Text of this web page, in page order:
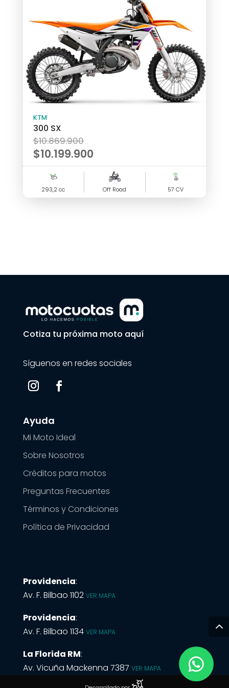
KTM
300 SX
$10.869.900El
precio
original
$10.869.900.
$10.199.900
El
precio
actual
293,2 cc Off Road 57 CV
Cotiza tu próxima moto aquí
Síguenos en redes sociales
Ayuda
Mi Moto Ideal
Sobre Nosotros
Créditos para motos
Preguntas Frecuentes
Términos y Condiciones
Política de Privacidad
Providencia:
Av. F. Bilbao 1102 VER MAPA
Providencia:
Av. F. Bilbao 1134 VER MAPA
La Florida RM:
Av. Vicuña Mackenna 7387 VER MAPA